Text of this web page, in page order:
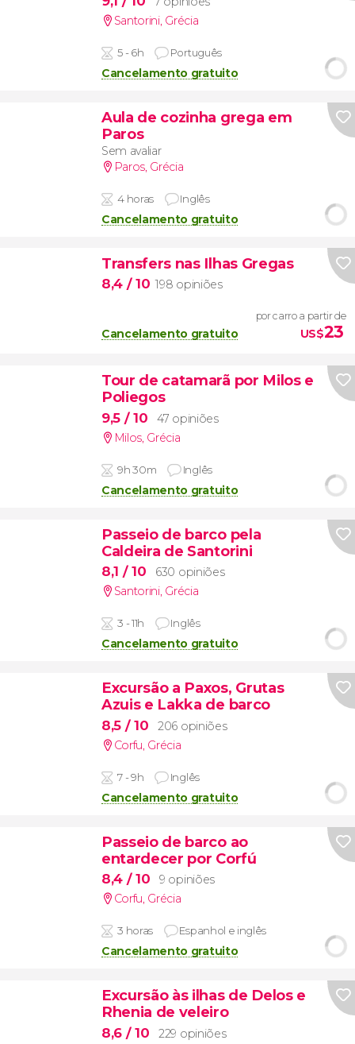
Santorini, Grécia
5 - 6h Português
Cancelamento gratuito
Aula de cozinha grega em
Paros
Sem avaliar
Paros, Grécia
4 horas Inglês
Cancelamento gratuito
Transfers nas Ilhas Gregas
8,4 / 10 198 opiniões
Cancelamento gratuito
por carro a partir de
US$23
Tour de catamarã por Milos e
Poliegos
9,5 / 10
47 opiniões
Milos, Grécia
9h 30m Inglês
Cancelamento gratuito
Passeio de barco pela
Caldeira de Santorini
8,1 / 10
630 opiniões
Santorini, Grécia
3 - 11h Inglês
Cancelamento gratuito
Excursão a Paxos, Grutas
Azuis e Lakka de barco
8,5 / 10
206 opiniões
Corfu, Grécia
7 - 9h Inglês
Cancelamento gratuito
Passeio de barco ao
entardecer por Corfú
8,4 / 10
9 opiniões
Corfu, Grécia
3 horas Espanhol e inglês
Cancelamento gratuito
Excursão às ilhas de Delos e
Rhenia de veleiro
8,6 / 10
229 opiniões